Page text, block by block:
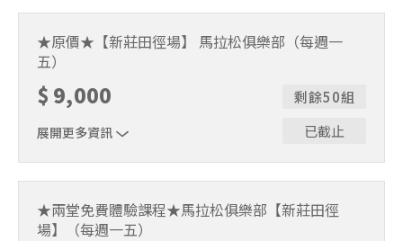
到飽，總堂數25堂（單堂費用220元）。
★原價★【新莊田徑場】 馬拉松俱樂部（每週一
五）
$ 9,000
展開更多資訊
剩餘50組
已截止
到飽，總堂數25堂（單堂費用360元）。
★兩堂免費體驗課程★馬拉松俱樂部【新莊田徑
場】（每週一五）